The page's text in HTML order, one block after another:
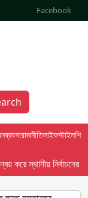
Facebook
ব্যবসারাজনীতিলাইফস্টাইলশিক্ষা
করে স্থানীয় নির্বাচনের